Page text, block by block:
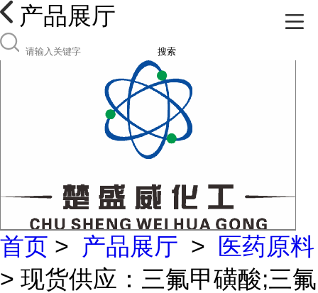
产品展厅
搜索
首页 > 产品展厅 >
医药原料
> 现货供应：三氟甲磺酸;三氟